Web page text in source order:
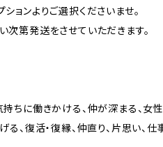
ョンよりご選択くださいませ。
次第発送をさせていただきます。
ちに働きかける、仲が深まる、女
る、復活・復縁、仲直り、片思い、仕